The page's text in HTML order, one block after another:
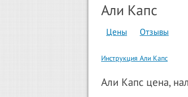
Али Капс
Цены Отзывы
Инструкция Али Капс
Али Капс цена,